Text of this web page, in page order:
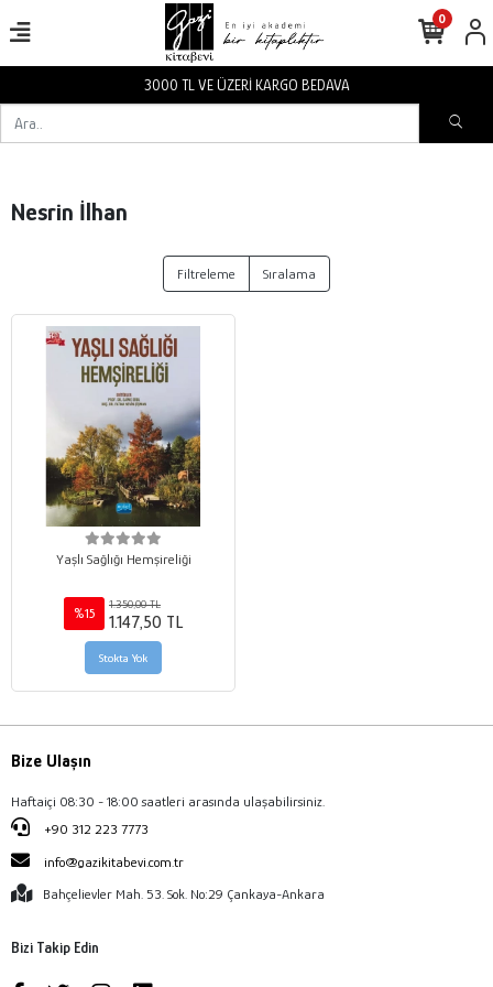
3000 TL VE ÜZERİ KARGO BEDAVA
0
Nesrin İlhan
Filtreleme Sıralama
Yaşlı Sağlığı Hemşireliği
%15
1.350,00 TL
1.147,50 TL
Stokta Yok
Bize Ulaşın
Haftaiçi 08:30 - 18:00 saatleri arasında ulaşabilirsiniz.
+90 312 223 7773
info@gazikitabevi.com.tr
Bahçelievler Mah. 53. Sok. No:29 Çankaya-Ankara
Bizi Takip Edin